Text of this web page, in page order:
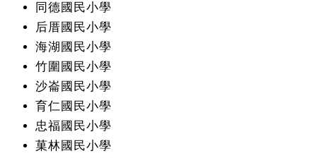
同德國民小學
后厝國民小學
海湖國民小學
竹圍國民小學
沙崙國民小學
育仁國民小學
忠福國民小學
菓林國民小學